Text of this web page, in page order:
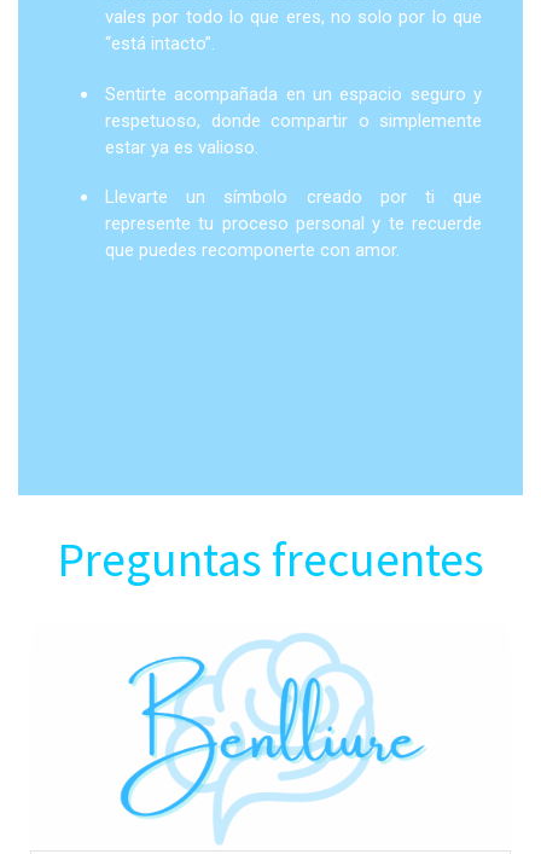
vales por todo lo que eres, no solo por lo que
“está intacto”.
Sentirte acompañada en un espacio seguro y
respetuoso, donde compartir o simplemente
estar ya es valioso.
Llevarte un símbolo creado por ti que
represente tu proceso personal y te recuerde
que puedes recomponerte con amor.
Preguntas frecuentes